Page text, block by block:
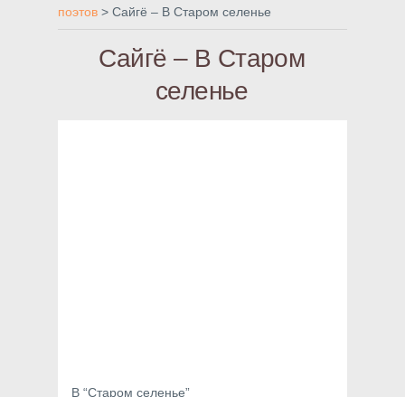
поэтов > Сайгё – В Старом селенье
Сайгё – В Старом
селенье
В “Старом селенье”